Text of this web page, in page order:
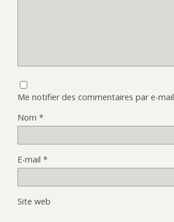
Me notifier des commentaires par e-mail
Nom *
E-mail *
Site web